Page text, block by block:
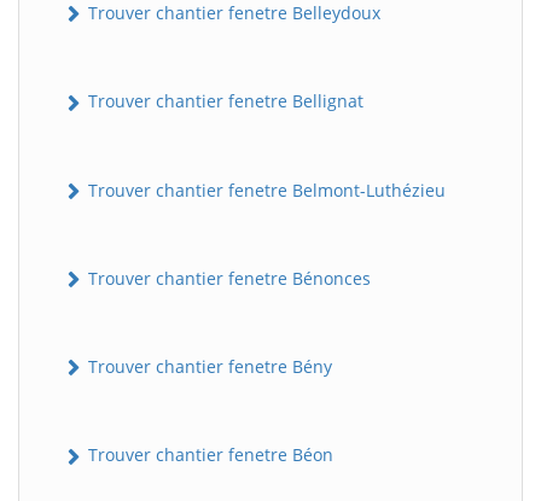
Trouver chantier fenetre Belleydoux
Trouver chantier fenetre Bellignat
Trouver chantier fenetre Belmont-Luthézieu
Trouver chantier fenetre Bénonces
Trouver chantier fenetre Bény
Trouver chantier fenetre Béon